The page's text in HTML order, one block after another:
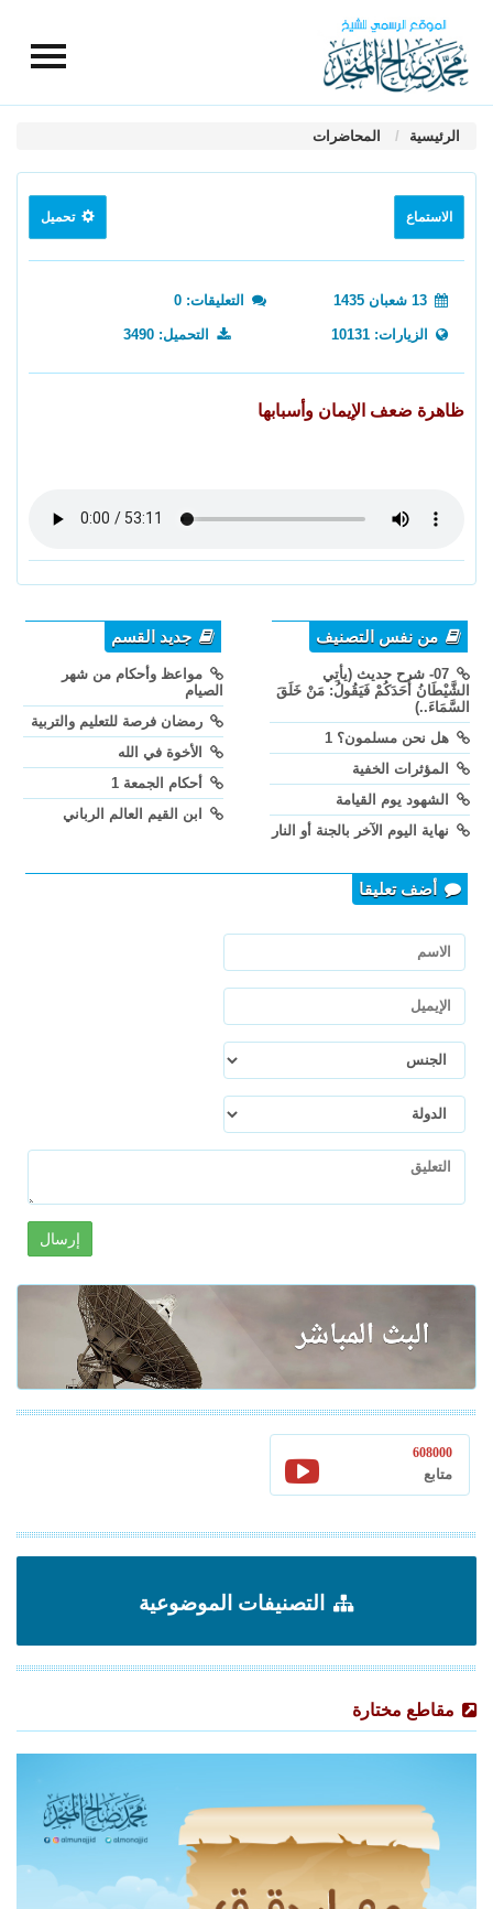
الرئيسية المحاضرات
الاستماع تحميل
التعليقات: 0
الزيارات: 10131 التحميل: 3490
ظاهرة ضعف الإيمان وأسبابها
من نفس التصنيف
07- شرح حديث (يأتِي
الشَّيْطَانُ أَحَدَكُمْ فَيَقُولُ: مَنْ خَلَقَ
السَّمَاءَ..)
هل نحن مسلمون؟ 1
المؤثرات الخفية
الشهود يوم القيامة
نهاية اليوم الآخر بالجنة أو النار
جديد القسم
مواعظ وأحكام من شهر
الصيام
رمضان فرصة للتعليم والتربية
الأخوة في الله
أحكام الجمعة 1
ابن القيم العالم الرباني
أضف تعليقا
إرسال
608000
متابع
التصنيفات الموضوعية
مقاطع مختارة